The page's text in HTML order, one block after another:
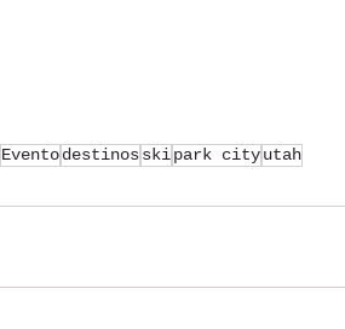
Eventodestinosskipark cityutah